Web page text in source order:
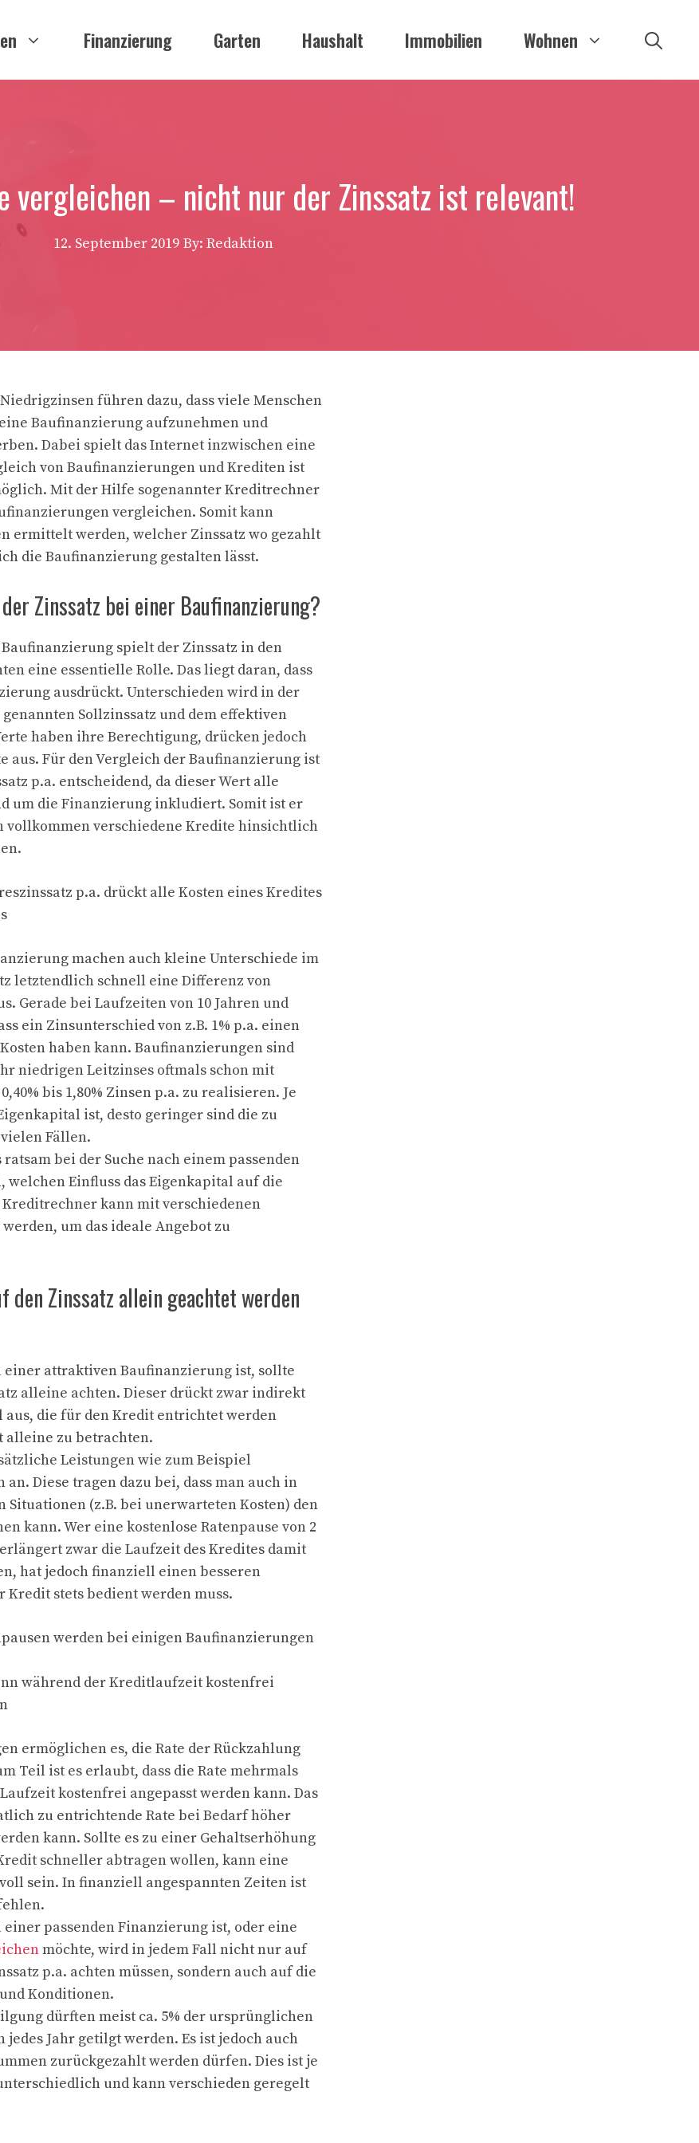
Finanzierung Garten Haushalt Immobilien Wohnen
vergleichen – nicht nur der Zinssatz ist relevant!
12. September 2019 By: Redaktion
führen dazu, dass viele Menschen
Baufinanzierung aufzunehmen und
Dabei spielt das Internet inzwischen eine
von Baufinanzierungen und Krediten ist
Mit der Hilfe sogenannter Kreditrechner
vergleichen. Somit kann
ermittelt werden, welcher Zinssatz wo gezahlt
die Baufinanzierung gestalten lässt.
Zinssatz bei einer Baufinanzierung?
spielt der Zinssatz in den
eine essentielle Rolle. Das liegt daran, dass
ausdrückt. Unterschieden wird in der
Sollzinssatz und dem effektiven
haben ihre Berechtigung, drücken jedoch
aus. Für den Vergleich der Baufinanzierung ist
p.a. entscheidend, da dieser Wert alle
um die Finanzierung inkludiert. Somit ist er
vollkommen verschiedene Kredite hinsichtlich
p.a. drückt alle Kosten eines Kredites
machen auch kleine Unterschiede im
letztendlich schnell eine Differenz von
Gerade bei Laufzeiten von 10 Jahren und
ein Zinsunterschied von z.B. 1% p.a. einen
haben kann. Baufinanzierungen sind
niedrigen Leitzinses oftmals schon mit
bis 1,80% Zinsen p.a. zu realisieren. Je
ist, desto geringer sind die zu
Fällen.
ratsam bei der Suche nach einem passenden
welchen Einfluss das Eigenkapital auf die
kann mit verschiedenen
um das ideale Angebot zu
den Zinssatz allein geachtet werden
einer attraktiven Baufinanzierung ist, sollte
alleine achten. Dieser drückt zwar indirekt
aus, die für den Kredit entrichtet werden
alleine zu betrachten.
Leistungen wie zum Beispiel
an. Diese tragen dazu bei, dass man auch in
(z.B. bei unerwarteten Kosten) den
kann. Wer eine kostenlose Ratenpause von 2
zwar die Laufzeit des Kredites damit
hat jedoch finanziell einen besseren
Kredit stets bedient werden muss.
werden bei einigen Baufinanzierungen
während der Kreditlaufzeit kostenfrei
ermöglichen es, die Rate der Rückzahlung
Teil ist es erlaubt, dass die Rate mehrmals
kostenfrei angepasst werden kann. Das
zu entrichtende Rate bei Bedarf höher
kann. Sollte es zu einer Gehaltserhöhung
schneller abtragen wollen, kann eine
sein. In finanziell angespannten Zeiten ist
einer passenden Finanzierung ist, oder eine
möchte, wird in jedem Fall nicht nur auf
p.a. achten müssen, sondern auch auf die
Konditionen.
dürften meist ca. 5% der ursprünglichen
Jahr getilgt werden. Es ist jedoch auch
zurückgezahlt werden dürfen. Dies ist je
und kann verschieden geregelt